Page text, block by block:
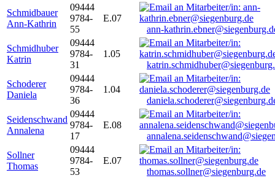
Schmidbauer
Ann-Kathrin
09444
9784-
55
E.07
ann-
Schmidhuber
Katrin
09444
9784-
31
1.05
Schoderer
Daniela
09444
9784-
36
1.04
Seidenschwand
Annalena
09444
9784-
17
E.08
Sollner
Thomas
09444
9784-
53
E.07
thomas.sollner@siegenburg.de